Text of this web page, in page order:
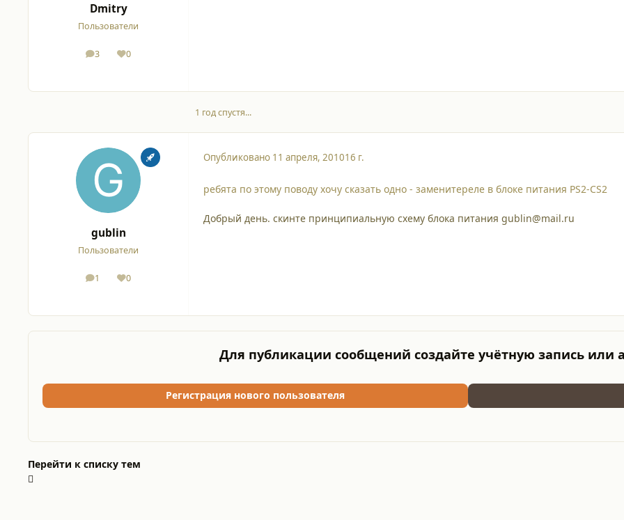
Dmitry
Пользователи
3
сообщения
0
Репутация
1 год спустя...
gublin
Пользователи
1
сообщения
0
Репутация
Опубликовано 11 апреля, 201016 г.
ребята по этому поводу хочу сказать одно - заменитереле в блоке питания PS2-CS2
Добрый день. скинте принципиальную схему блока питания gublin@mail.ru
Для публикации сообщений создайте учётную запись или
Регистрация нового пользователя
Перейти к списку тем